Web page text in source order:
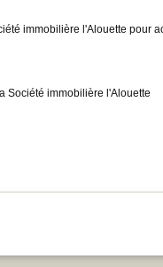
immobilière l'Alouette pour
Société immobilière l'Alouette